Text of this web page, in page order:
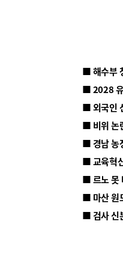
■ 해수부
■ 2028 유
■ 외국인
■ 비위 논
■ 르노 못
■ 마산 원